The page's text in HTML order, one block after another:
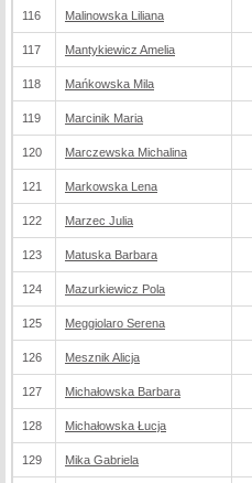
116 Malinowska Liliana
117 Mantykiewicz Amelia
118 Mańkowska Mila
119 Marcinik Maria
120 Marczewska Michalina
121 Markowska Lena
122 Marzec Julia
123 Matuska Barbara
124 Mazurkiewicz Pola
125 Meggiolaro Serena
126 Mesznik Alicja
127 Michałowska Barbara
128 Michałowska Łucja
129 Mika Gabriela